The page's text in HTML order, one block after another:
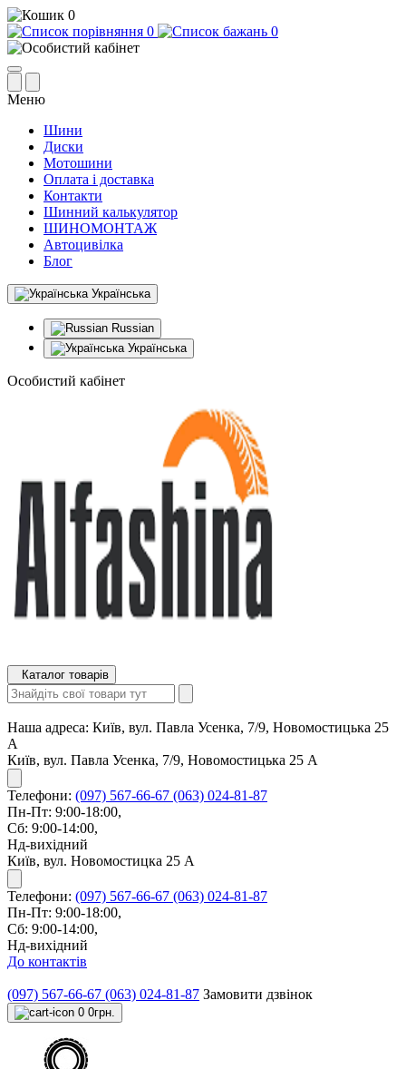
0
0
0
Меню
Шини
Диски
Мотошини
Оплата і доставка
Контакти
Шинний калькулятор
ШИНОМОНТАЖ
Автоцивілка
Блог
Українська
Russian
Українська
Особистий кабінет
Каталог товарів
Наша адреса: Київ, вул. Павла Усенка, 7/9, Новомостицька 25
А
Київ, вул. Павла Усенка, 7/9, Новомостицька 25 А
Телефони: (097) 567-66-67 (063) 024-81-87
Пн-Пт: 9:00-18:00,
Сб: 9:00-14:00,
Нд-вихідний
Київ, вул. Новомостицка 25 А
Телефони: (097) 567-66-67 (063) 024-81-87
Пн-Пт: 9:00-18:00,
Сб: 9:00-14:00,
Нд-вихідний
До контактів
(097) 567-66-67 (063) 024-81-87 Замовити дзвінок
0 0грн.